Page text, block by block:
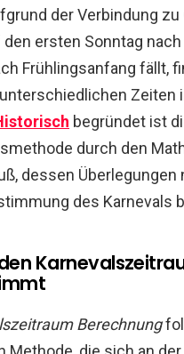
der Verbindung zu
ersten Sonntag
Frühlingsanfang fällt,
Zeiten
begründet ist
durch den
dessen Überlegungen
des Karnevals
Berechnung